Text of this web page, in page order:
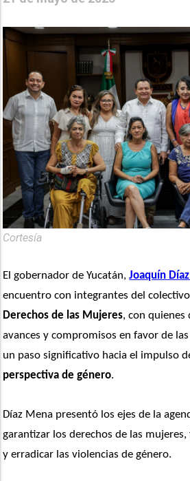
Cortesía
El gobernador de Yucatán, Joaquín
encuentro con integrantes del colectivo
Derechos de las Mujeres, con quienes
avances y compromisos en favor de
perspectiva de género.
Díaz Mena presentó los ejes de la
garantizar los derechos de las
y erradicar las violencias de género.